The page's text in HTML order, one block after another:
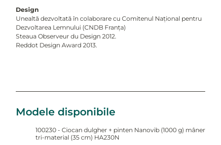
Design
Unealtă dezvoltată în colaborare cu Comitenul Național pentru
Dezvoltarea Lemnului (CNDB Franța)
Steaua Observeur du Design 2012.
Reddot Design Award 2013.
Modele disponibile
100230 - Ciocan dulgher + pinten Nanovib (1000 g) mâner
tri-material (35 cm) HA230N